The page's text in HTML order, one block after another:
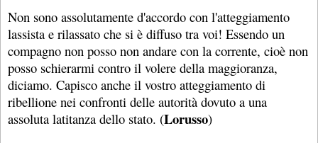
Non sono assolutamente d'accordo con l'atteggiamento
lassista e rilassato che si è diffuso tra voi! Essendo un
compagno non posso non andare con la corrente, cioè non
posso schierarmi contro il volere della maggioranza,
diciamo. Capisco anche il vostro atteggiamento di
ribellione nei confronti delle autorità dovuto a una
assoluta latitanza dello stato. (Lorusso)